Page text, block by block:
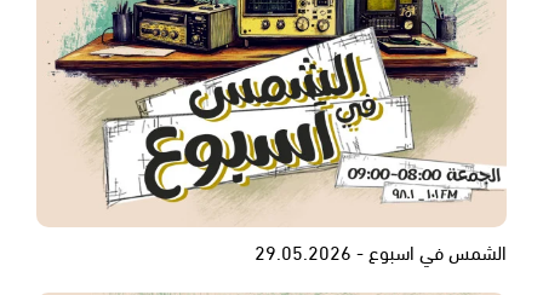
الشمس في اسبوع - 29.05.2026